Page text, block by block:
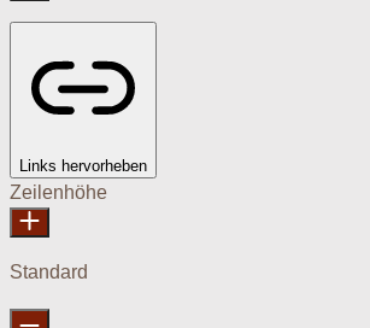
Links hervorheben
Zeilenhöhe
Standard